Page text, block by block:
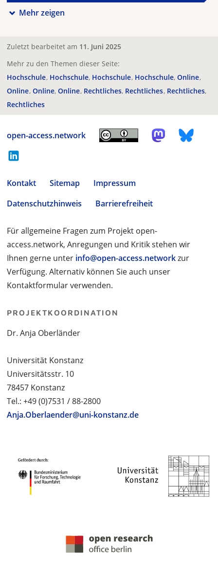
Mehr zeigen
Zuletzt bearbeitet am 11. Juni 2025
Mehr zu den Themen dieser Seite:
Hochschule Hochschule Hochschule Hochschule Online
Online Online Online Rechtliches Rechtliches Rechtliches
Rechtliches
open-access.network
Kontakt Sitemap
Impressum
Datenschutzhinweis
Barrierefreiheit
Für allgemeine Fragen zum Projekt open-
access.network, Anregungen und Kritik stehen wir
Ihnen gerne unter info@open-access.networkzur
Verfügung. Alternativ können Sie auch unser
Kontaktformular verwenden.
PROJEKTKOORDINATION
Dr. Anja Oberländer
Universität Konstanz
Universitätsstr. 10
78457 Konstanz
Tel.: +49 (0)7531 / 88-2800
Anja.Oberlaender@uni-konstanz.de